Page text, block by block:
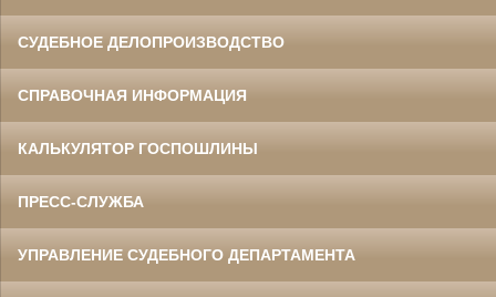
СУДЕБНОЕ ДЕЛОПРОИЗВОДСТВО
СПРАВОЧНАЯ ИНФОРМАЦИЯ
КАЛЬКУЛЯТОР ГОСПОШЛИНЫ
ПРЕСС-СЛУЖБА
УПРАВЛЕНИЕ СУДЕБНОГО ДЕПАРТАМЕНТА